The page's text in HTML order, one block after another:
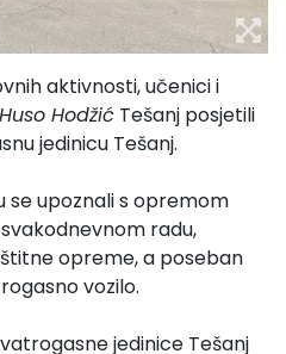
aktivnosti, učenici i
Huso Hodžić Tešanj posjetili
jedinicu Tešanj.
se upoznali s opremom
radu,
opreme, a poseban
vozilo.
jedinice Tešanj